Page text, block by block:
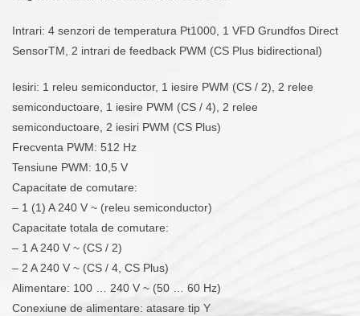
Intrari: 4 senzori de temperatura Pt1000, 1 VFD Grundfos Direct
SensorTM, 2 intrari de feedback PWM (CS Plus bidirectional)
Iesiri: 1 releu semiconductor, 1 iesire PWM (CS / 2), 2 relee
semiconductoare, 1 iesire PWM (CS / 4), 2 relee
semiconductoare, 2 iesiri PWM (CS Plus)
Frecventa PWM: 512 Hz
Tensiune PWM: 10,5 V
Capacitate de comutare:
– 1 (1) A 240 V ~ (releu semiconductor)
Capacitate totala de comutare:
– 1 A 240 V ~ (CS / 2)
– 2 A 240 V ~ (CS / 4, CS Plus)
Alimentare: 100 … 240 V ~ (50 … 60 Hz)
Conexiune de alimentare: atasare tip Y